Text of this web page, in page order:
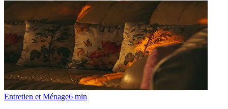
Entretien et Ménage6 min